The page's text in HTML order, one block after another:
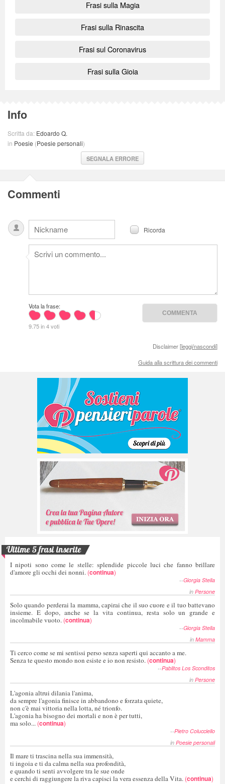
Frasi sulla Magia
Frasi sulla Rinascita
Frasi sul Coronavirus
Frasi sulla Gioia
Info
Scritta da: Edoardo Q.
in Poesie (Poesie personali)
SEGNALA ERRORE
Commenti
Ricorda
Vota la frase:
9.75 in 4 voti
Disclaimer [leggi/nascondi]
Guida alla scrittura dei commenti
Ultime 5 frasi inserite
I nipoti sono come le stelle: splendide piccole luci che fanno brillare
d'amore gli occhi dei nonni. (continua)
--Giorgia Stella
in Persone
Solo quando perderai la mamma, capirai che il suo cuore e il tuo battevano
insieme. E dopo, anche se la vita continua, resta solo un grande e
incolmabile vuoto. (continua)
--Giorgia Stella
in Mamma
Ti cerco come se mi sentissi perso senza saperti qui accanto a me.
Senza te questo mondo non esiste e io non resisto. (continua)
--Pablitos Los Sconditos
in Persone
L'agonia altrui dilania l'anima,
da sempre l'agonia finisce in abbandono e forzata quiete,
non c'è mai vittoria nella lotta, né trionfo.
L'agonia ha bisogno dei mortali e non è per tutti,
ma solo... (continua)
--Pietro Colucciello
in Poesie personali
Il mare ti trascina nella sua immensità,
ti ingoia e ti da calma nella sua profondità,
e quando ti senti avvolgere tra le sue onde
e cerchi di raggiungere la riva capisci la vera essenza della Vita. (continua)